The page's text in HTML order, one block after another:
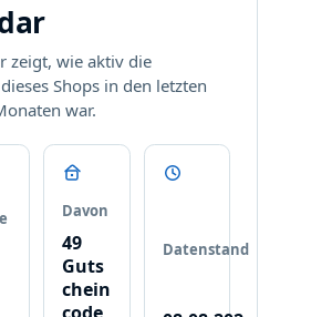
g
–
5
€
R
a
einem
5€
Gutschein
auf
Ihren
…
zeigt, wie aktiv die
Shops in den letzten
war.
Davon
49
Guts
chein
Datenstand